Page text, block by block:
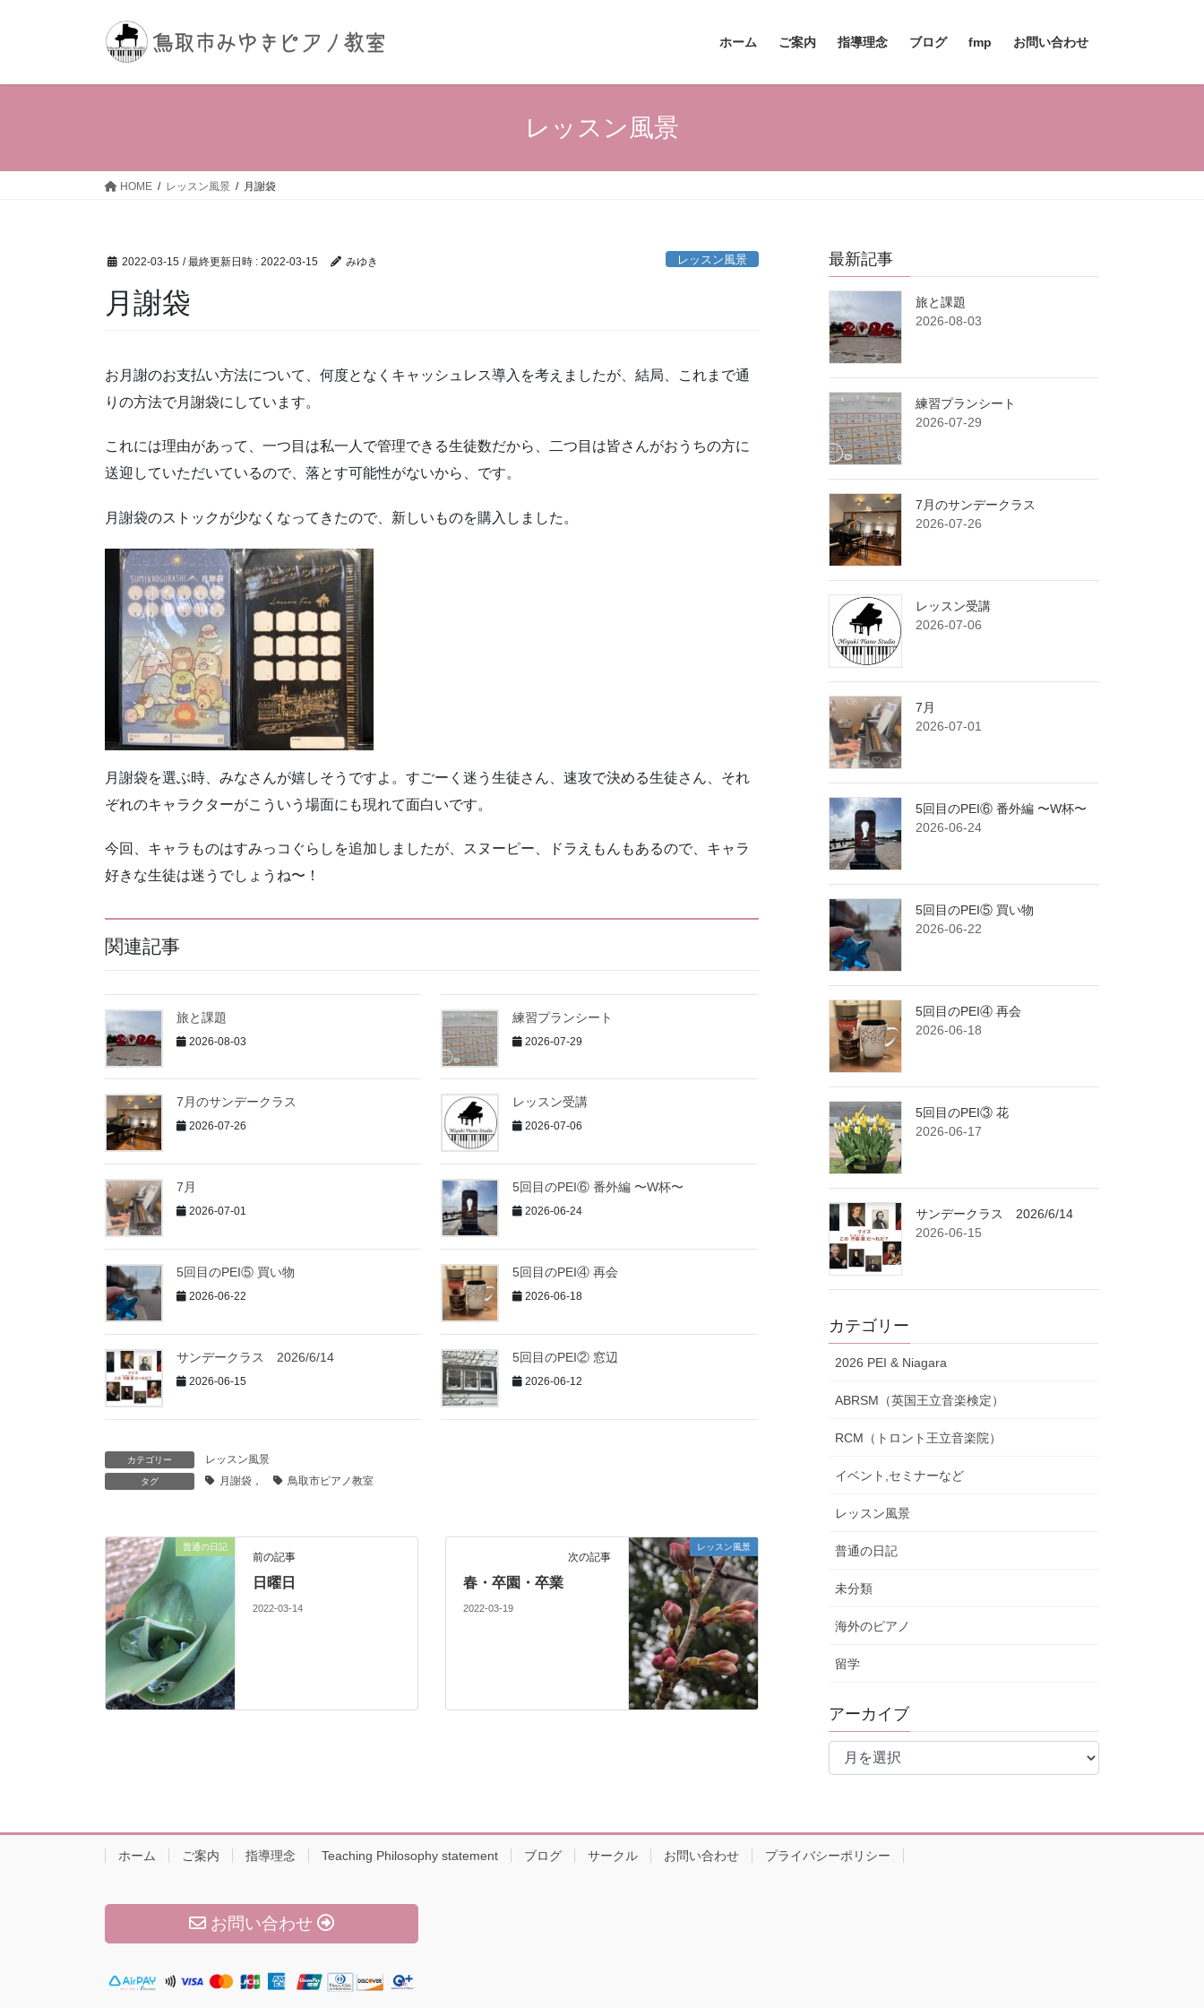
ホーム ご案内 指導理念 ブログ fmp お問い合わせ
レッスン風景
HOME レッスン風景 月謝袋
2022-03-15 / 最終更新日時 : 2022-03-15 みゆき レッスン風景
月謝袋
お月謝のお支払い方法について、何度となくキャッシュレス導入を考えましたが、結局、これまで通
りの方法で月謝袋にしています。
これには理由があって、一つ目は私一人で管理できる生徒数だから、二つ目は皆さんがおうちの方に
送迎していただいているので、落とす可能性がないから、です。
月謝袋のストックが少なくなってきたので、新しいものを購入しました。
月謝袋を選ぶ時、みなさんが嬉しそうですよ。すごーく迷う生徒さん、速攻で決める生徒さん、それ
ぞれのキャラクターがこういう場面にも現れて面白いです。
今回、キャラものはすみっコぐらしを追加しましたが、スヌーピー、ドラえもんもあるので、キャラ
好きな生徒は迷うでしょうね〜！
関連記事
旅と課題
2026-08-03
練習プランシート
2026-07-29
7月のサンデークラス
2026-07-26
レッスン受講
2026-07-06
7月
2026-07-01
5回目のPEI⑥ 番外編 〜W杯〜
2026-06-24
5回目のPEI⑤ 買い物
2026-06-22
5回目のPEI④ 再会
2026-06-18
サンデークラス 2026/6/14
2026-06-15
5回目のPEI② 窓辺
2026-06-12
カテゴリー レッスン風景
タグ 月謝袋， 鳥取市ピアノ教室
普通の日記
前の記事
日曜日
2022-03-14
レッスン風景
次の記事
春・卒園・卒業
2022-03-19
最新記事
旅と課題
2026-08-03
練習プランシート
2026-07-29
7月のサンデークラス
2026-07-26
レッスン受講
2026-07-06
7月
2026-07-01
5回目のPEI⑥ 番外編 〜W杯〜
2026-06-24
5回目のPEI⑤ 買い物
2026-06-22
5回目のPEI④ 再会
2026-06-18
5回目のPEI③ 花
2026-06-17
サンデークラス 2026/6/14
2026-06-15
カテゴリー
2026 PEI & Niagara
ABRSM（英国王立音楽検定）
RCM（トロント王立音楽院）
イベント,セミナーなど
レッスン風景
普通の日記
未分類
海外のピアノ
留学
アーカイブ
ア
ホーム ご案内 指導理念 Teaching Philosophy statement ブログ サークル お問い合わせ プライバシーポリシー
お問い合わせ